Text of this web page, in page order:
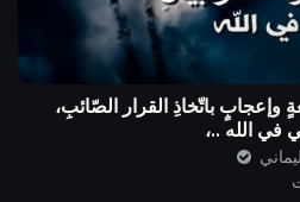
باتّخاذِ القرار الصّائبِ،
في الله ..،